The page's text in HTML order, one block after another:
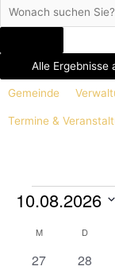
Alle Ergebnisse
Gemeinde
Termine &
Veranstaltungen
10.08.2026
Kalender
von
M D
0
27
0
28